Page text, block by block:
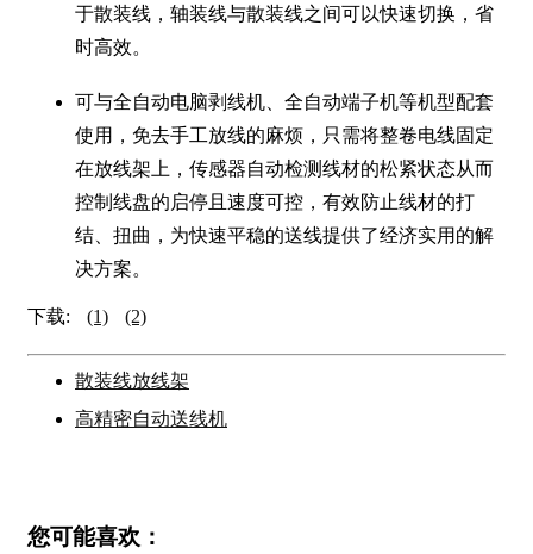
于散装线，轴装线与散装线之间可以快速切换，省
时高效。
可与全自动电脑剥线机、全自动端子机等机型配套
使用，免去手工放线的麻烦，只需将整卷电线固定
在放线架上，传感器自动检测线材的松紧状态从而
控制线盘的启停且速度可控，有效防止线材的打
结、扭曲，为快速平稳的送线提供了经济实用的解
决方案。
下载: (1) (2)
散装线放线架
高精密自动送线机
您可能喜欢：